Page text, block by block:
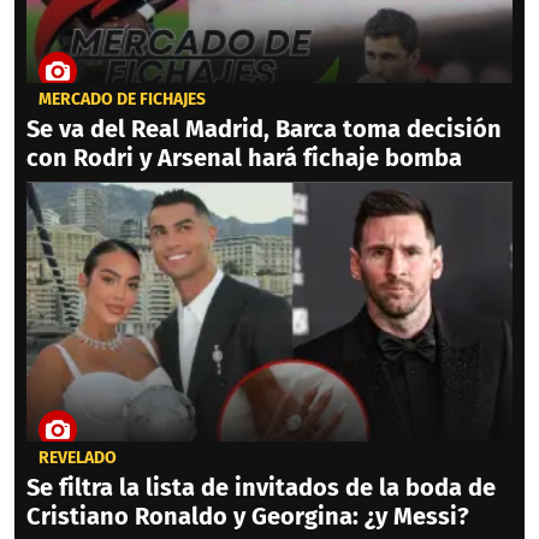
MERCADO DE FICHAJES
Se va del Real Madrid, Barca toma decisión
con Rodri y Arsenal hará fichaje bomba
REVELADO
Se filtra la lista de invitados de la boda de
Cristiano Ronaldo y Georgina: ¿y Messi?